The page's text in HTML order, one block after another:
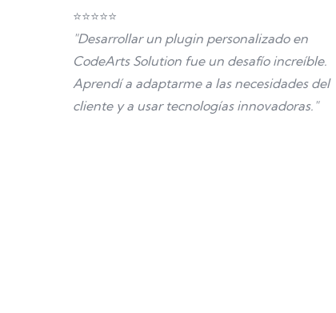
⭐⭐⭐⭐⭐
"Desarrollar un plugin personalizado en
CodeArts Solution fue un desafío increíble.
Aprendí a adaptarme a las necesidades del
cliente y a usar tecnologías innovadoras."